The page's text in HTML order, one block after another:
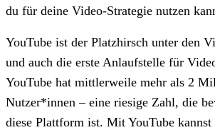
du für deine Video-Strategie nutzen
YouTube ist der Platzhirsch unter den
und auch die erste Anlaufstelle für
YouTube hat mittlerweile mehr als 2
Nutzer*innen – eine riesige Zahl, die
diese Plattform ist. Mit YouTube